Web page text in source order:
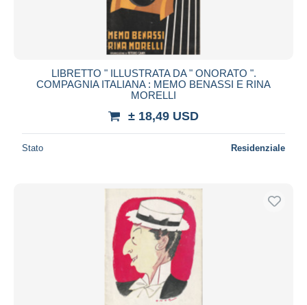
LIBRETTO " ILLUSTRATA DA " ONORATO ".
COMPAGNIA ITALIANA : MEMO BENASSI E RINA
MORELLI
± 18,49 USD
Stato Residenziale